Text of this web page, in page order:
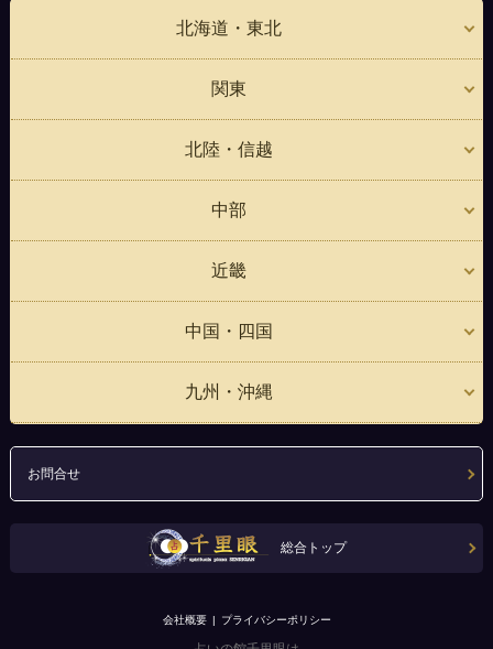
北海道・東北
関東
北陸・信越
中部
近畿
中国・四国
九州・沖縄
お問合せ
総合トップ
会社概要 プライバシーポリシー